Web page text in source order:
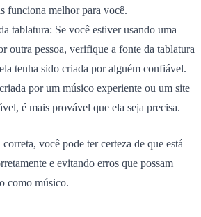
funciona melhor para você.
tablatura: Se você estiver usando uma
outra pessoa, verifique a fonte da tablatura
tenha sido criada por alguém confiável.
por um músico experiente ou um site
é mais provável que ela seja precisa.
você pode ter certeza de que está
e evitando erros que possam
como músico.